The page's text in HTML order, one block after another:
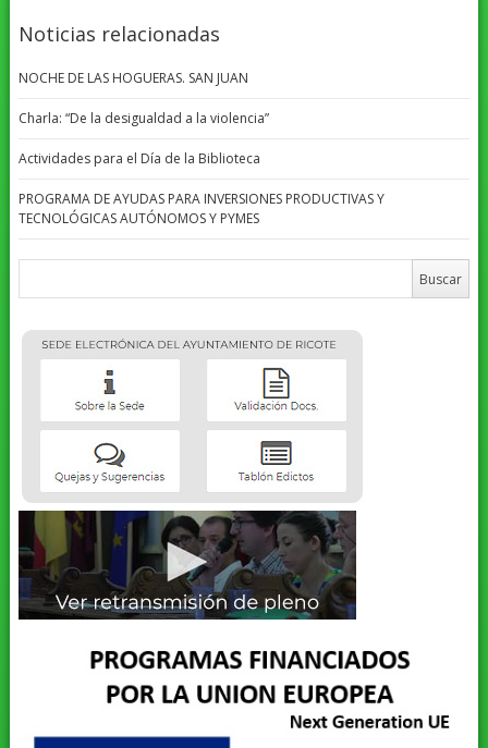
Noticias relacionadas
NOCHE DE LAS HOGUERAS. SAN JUAN
Charla: “De la desigualdad a la violencia”
Actividades para el Día de la Biblioteca
PROGRAMA DE AYUDAS PARA INVERSIONES PRODUCTIVAS Y
TECNOLÓGICAS AUTÓNOMOS Y PYMES